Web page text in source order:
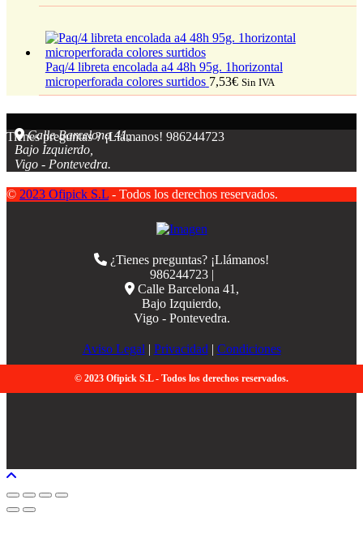
Paq/4 libreta encolada a4 48h 95g. 1horizontal
microperforada colores surtidos 7,53€ Sin IVA
Tienes preguntas ? ¡Llámanos! 986244723
Calle Barcelona 41,
Bajo Izquierdo,
Vigo - Pontevedra.
© 2023 Ofipick S.L - Todos los derechos reservados.
¿Tienes preguntas? ¡Llámanos!
986244723 |
Calle Barcelona 41,
Bajo Izquierdo,
Vigo - Pontevedra.
Aviso Legal | Privacidad | Condiciones
© 2023 Ofipick S.L - Todos los derechos reservados.